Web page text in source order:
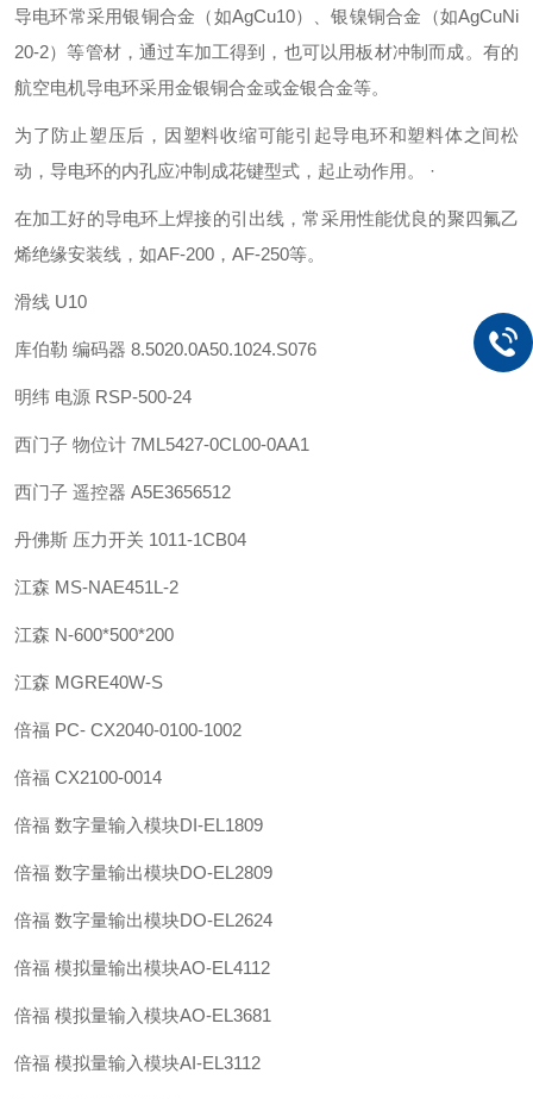
导电环常采用银铜合金（如AgCu10）、银镍铜合金（如AgCuNi
20-2）等管材，通过车加工得到，也可以用板材冲制而成。有的
航空电机导电环采用金银铜合金或金银合金等。
为了防止塑压后，因塑料收缩可能引起导电环和塑料体之间松
动，导电环的内孔应冲制成花键型式，起止动作用。 ·
在加工好的导电环上焊接的引出线，常采用性能优良的聚四氟乙
烯绝缘安装线，如AF-200，AF-250等。
滑线 U10
库伯勒 编码器 8.5020.0A50.1024.S076
明纬 电源 RSP-500-24
西门子 物位计 7ML5427-0CL00-0AA1
西门子 遥控器 A5E3656512
丹佛斯 压力开关 1011-1CB04
江森 MS-NAE451L-2
江森 N-600*500*200
江森 MGRE40W-S
倍福 PC- CX2040-0100-1002
倍福 CX2100-0014
倍福 数字量输入模块DI-EL1809
倍福 数字量输出模块DO-EL2809
倍福 数字量输出模块DO-EL2624
倍福 模拟量输出模块AO-EL4112
倍福 模拟量输入模块AO-EL3681
倍福 模拟量输入模块AI-EL3112